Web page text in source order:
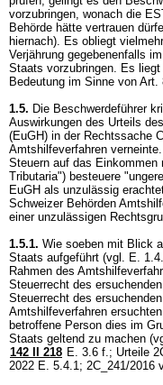
vorzubringen, wonach die
Behörde hätte vertrauen
hiernach). Es obliegt
Verjährung gegebenenfalls
Staats vorzubringen. Es
Bedeutung im Sinne von Art.
1.5. Die Beschwerdeführer
Auswirkungen des Urteils
(EuGH) in der Rechtssache
Amtshilfeverfahren
Steuern auf das Einkommen
Tributaria") besteuere
EuGH als unzulässig
Schweizer Behörden
einer unzulässigen
1.5.1. Wie soeben mit Blick
Staats aufgeführt (vgl. E.
Rahmen des
Steuerrecht des
Steuerrecht des
Amtshilfeverfahren
betroffene Person dies im
Staats geltend zu machen
142 II 218 E. 3.6 f.; Urteile
2022 E. 5.4.1; 2C_241/2016